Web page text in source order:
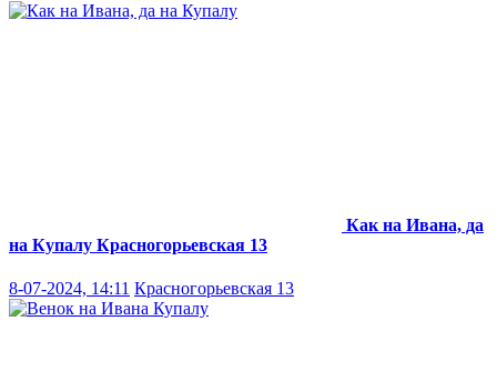
Как на Ивана, да
на Купалу Красногорьевская 13
8-07-2024, 14:11 Красногорьевская 13